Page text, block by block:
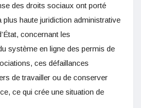
des droits sociaux ont porté
plus haute juridiction administrative
concernant les
système en ligne des permis de
ces défaillances
de travailler ou de conserver
ce qui crée une situation de